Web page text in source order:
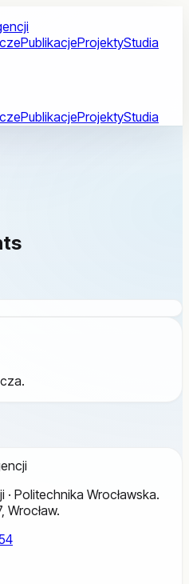
PublikacjeProjektyStudia
PublikacjeProjektyStudia
Politechnika Wrocławska.
Wrocław.